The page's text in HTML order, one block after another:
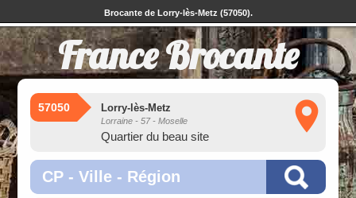
Brocante de Lorry-lès-Metz (57050).
France Brocante
57050 Lorry-lès-Metz
Lorraine - 57 - Moselle
Quartier du beau site